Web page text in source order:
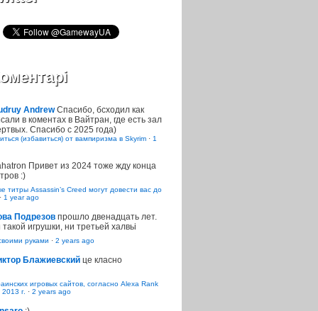
Andrew Спасибо, бсходил как
в коментах в Вайтран, где есть зал
Спасибо с 2025 года)
(избавиться) от вампиризма в Skyrim · 1
Привет из 2024 тоже жду конца
:)
титры Assassin’s Creed могут довести вас до
· 1 year ago
Подрезов прошло двенадцать лет.
такой игрушки, ни третьей халвьі
руками · 2 years ago
Блажиевский це класно
игровых сайтов, согласно Alexa Rank
г. · 2 years ago